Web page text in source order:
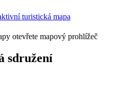
otevřete mapový prohlížeč
sdružení